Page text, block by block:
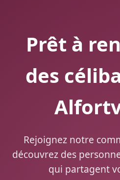
Prêt à
des
Rejoignez notre
découvrez des
qui partagent